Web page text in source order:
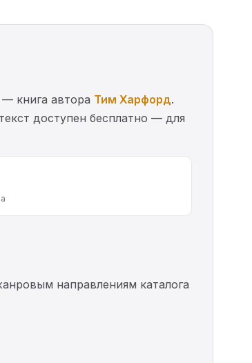
книга автора Тим Харфорд.
доступен бесплатно — для
направлениям каталога